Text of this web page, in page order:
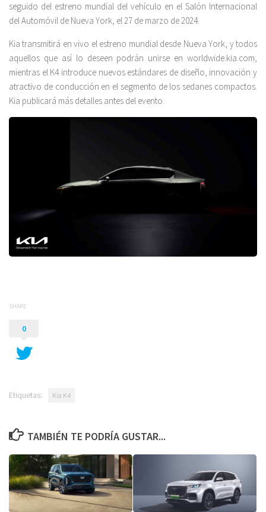
seguido del estreno mundial del vehículo en el Salón Internacional
del Automóvil de Nueva York, el 27 de marzo de 2024.
Kia transmitirá en vivo el estreno mundial desde Nueva York, y todos
aquellos que así lo deseen podrán unirse en worldwide.kia.com,
mientras el K4 introduce nuevos estándares de diseño, innovación y
atractivo de conducción en el segmento de los sedanes compactos.
Kia publicará más detalles antes del evento.
SHARE
0
Etiquetas: Kia K4
TAMBIÉN TE PODRÍA GUSTAR...